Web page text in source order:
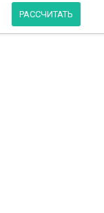
РАССЧИТАТЬ